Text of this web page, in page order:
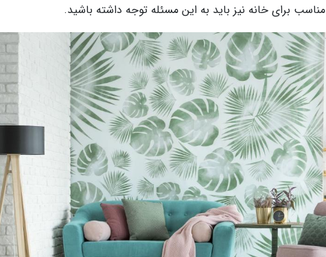
مناسب برای خانه نیز باید به این مسئله توجه داشته باشید.